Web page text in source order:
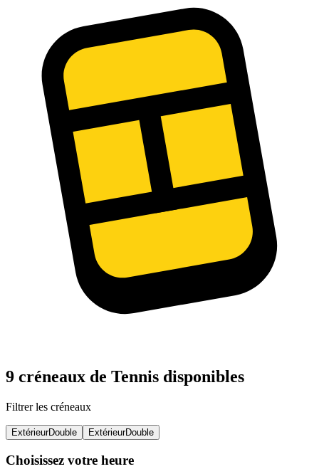
9 créneaux de Tennis disponibles
Filtrer les créneaux
ExtérieurDouble ExtérieurDouble
Choisissez votre heure